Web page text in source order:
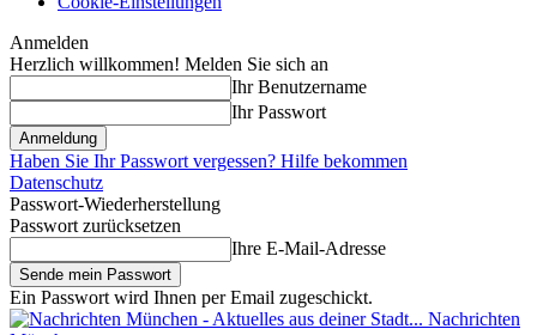
Anmelden
Herzlich willkommen! Melden Sie sich an
Ihr Benutzername
Ihr Passwort
Haben Sie Ihr Passwort vergessen? Hilfe bekommen
Datenschutz
Passwort-Wiederherstellung
Passwort zurücksetzen
Ihre E-Mail-Adresse
Ein Passwort wird Ihnen per Email zugeschickt.
Nachrichten